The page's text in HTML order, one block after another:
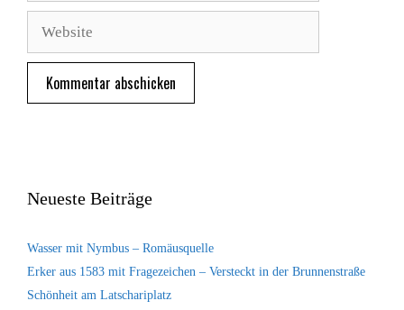
Adresse
Neueste Beiträge
Wasser mit Nymbus – Romäusquelle
Erker aus 1583 mit Fragezeichen – Versteckt in der Brunnenstraße
Schönheit am Latschariplatz